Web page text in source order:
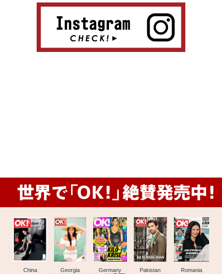
China Georgia Germany Pakistan Romania